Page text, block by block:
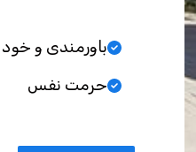
باورمندی و
حرمت نفس